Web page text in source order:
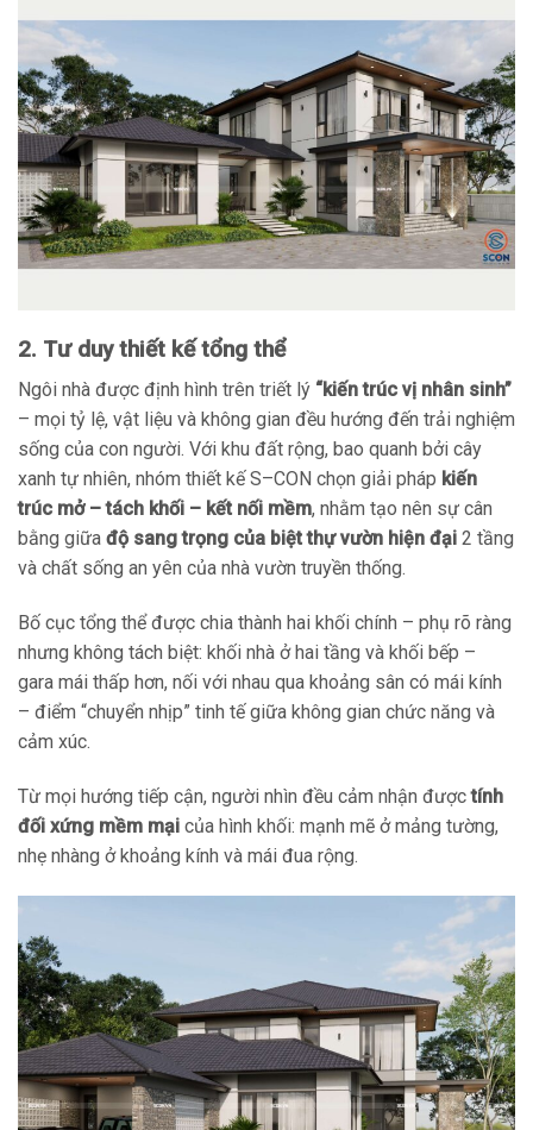
2. Tư duy thiết kế tổng thể
Ngôi nhà được định hình trên triết lý “kiến trúc vị nhân sinh”
– mọi tỷ lệ, vật liệu và không gian đều hướng đến trải nghiệm
sống của con người. Với khu đất rộng, bao quanh bởi cây
xanh tự nhiên, nhóm thiết kế S–CON chọn giải pháp kiến
trúc mở – tách khối – kết nối mềm, nhằm tạo nên sự cân
bằng giữa độ sang trọng của biệt thự vườn hiện đại 2 tầng
và chất sống an yên của nhà vườn truyền thống.
Bố cục tổng thể được chia thành hai khối chính – phụ rõ ràng
nhưng không tách biệt: khối nhà ở hai tầng và khối bếp –
gara mái thấp hơn, nối với nhau qua khoảng sân có mái kính
– điểm “chuyển nhịp” tinh tế giữa không gian chức năng và
cảm xúc.
Từ mọi hướng tiếp cận, người nhìn đều cảm nhận đượctính
đối xứng mềm mại của hình khối: mạnh mẽ ở mảng tường,
nhẹ nhàng ở khoảng kính và mái đua rộng.